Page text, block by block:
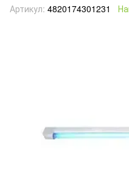
Артикул: 4820174301231